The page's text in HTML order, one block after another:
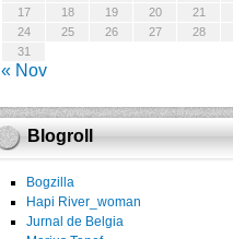
17
18 19 20 21
24
25 26 27 28
31
« Nov
Blogroll
Bogzilla
Hapi River_woman
Jurnal de Belgia